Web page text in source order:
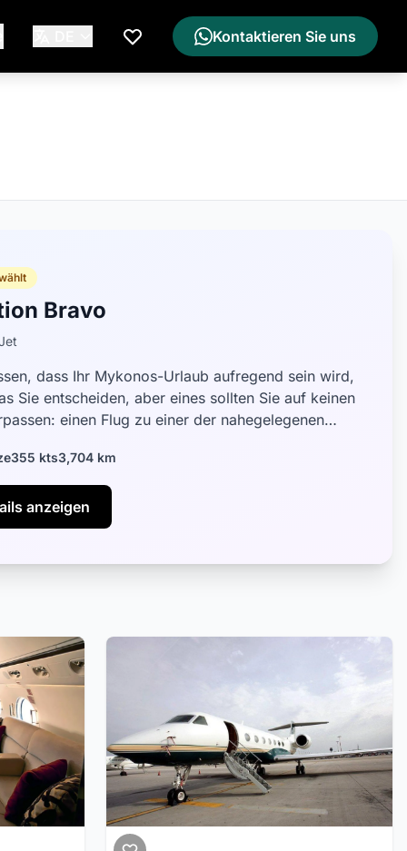
Meine Wunschliste
Kontaktieren Sie uns
Bravo
dass Ihr Mykonos-Urlaub aufregend sein wird,
Sie entscheiden, aber eines sollten Sie auf keinen
einen Flug zu einer der nahegelegenen
355 kts3,704 km
anzeigen